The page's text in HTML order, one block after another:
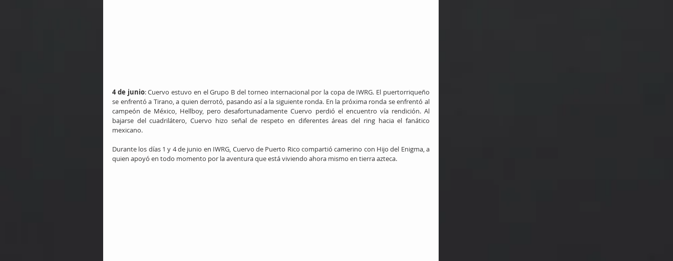
4 de junio: Cuervo estuvo en el Grupo B del torneo internacional por la copa de IWRG. El puertorriqueño
se enfrentó a Tirano, a quien derrotó, pasando así a la siguiente ronda. En la próxima ronda se enfrentó al
campeón de México, Hellboy, pero desafortunadamente Cuervo perdió el encuentro vía rendición. Al
bajarse del cuadrilátero, Cuervo hizo señal de respeto en diferentes áreas del ring hacia el fanático
mexicano.
Durante los días 1 y 4 de junio en IWRG, Cuervo de Puerto Rico compartió camerino con Hijo del Enigma, a
quien apoyó en todo momento por la aventura que está viviendo ahora mismo en tierra azteca.